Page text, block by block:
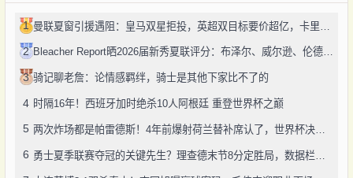
1
2 Bleacher Report晒2026届新秀夏联评分：布泽尔、威尔逊、伦德博格摘A
3 骑记聊老詹：论情感羁绊，骑士是其他下家比不了的
4 时隔16年！西班牙加时绝杀10人阿根廷 重登世界杯之巅
5 两次炸场都是帕雷德斯！4年前爆射荷兰替补席认了，世界杯决赛再演冲突
6